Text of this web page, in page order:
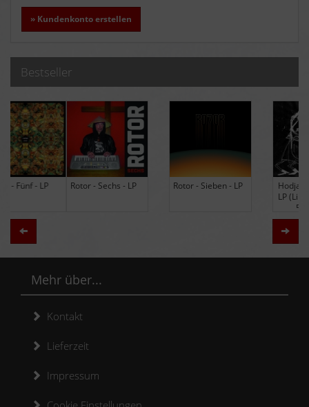
» Kundenkonto erstellen
Bestseller
Rotor - Sechs - LP Rotor - Sieben - LP
Hodja - The Band -
LP (Limited Edition
Zurück
Mehr über...
Kontakt
Lieferzeit
Impressum